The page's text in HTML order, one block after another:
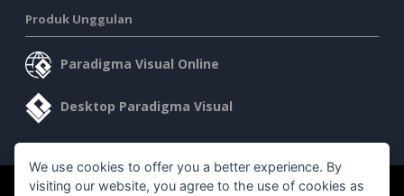
Produk Unggulan
Paradigma Visual Online
Desktop Paradigma Visual
We use cookies to offer you a better experience. By
visiting our website, you agree to the use of cookies as